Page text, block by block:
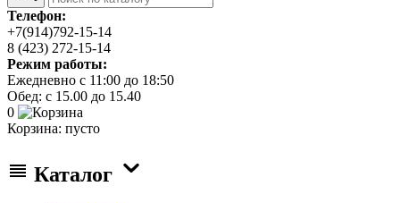
Телефон:
+7(914)792-15-14
8 (423) 272-15-14
Режим работы:
Ежедневно с 11:00 до 18:50
Обед: с 15.00 до 15.40
0
Корзина: пусто
Каталог